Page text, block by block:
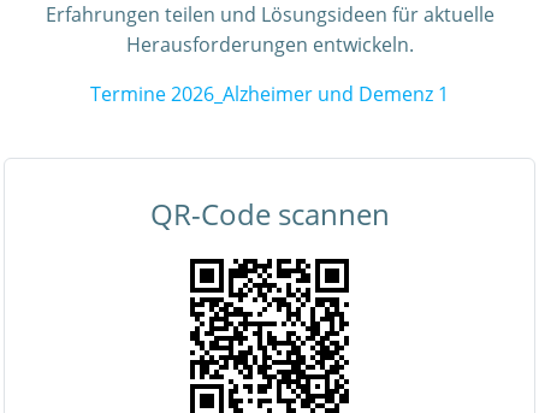
Erfahrungen teilen und Lösungsideen für aktuelle
Herausforderungen entwickeln.
Termine 2026_Alzheimer und Demenz 1
QR-Code scannen